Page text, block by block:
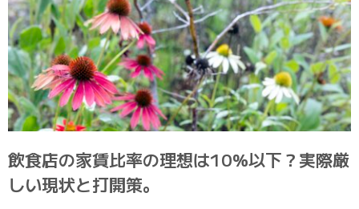
飲食店の家賃比率の理想は10%以下？実際厳
しい現状と打開策。